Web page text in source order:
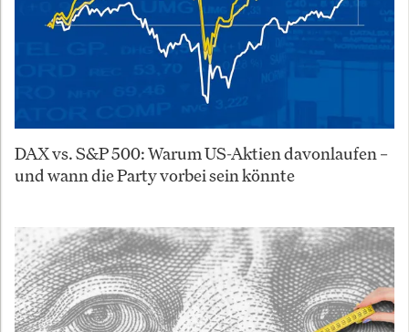
DAX vs. S&P 500: Warum US-Aktien davonlaufen –
und wann die Party vorbei sein könnte